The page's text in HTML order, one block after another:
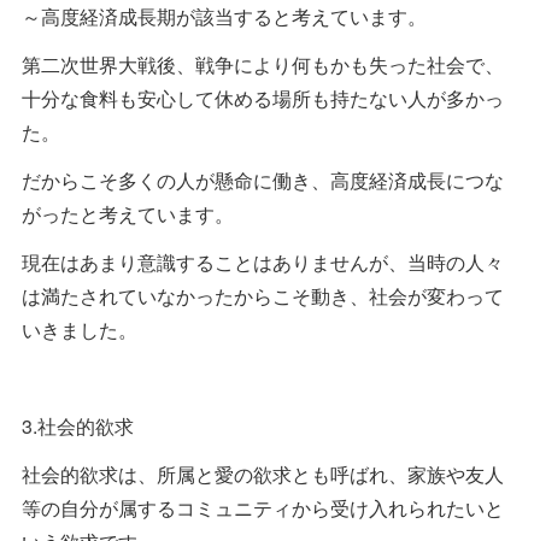
～高度経済成長期が該当すると考えています。
第二次世界大戦後、戦争により何もかも失った社会で、
十分な食料も安心して休める場所も持たない人が多かっ
た。
だからこそ多くの人が懸命に働き、高度経済成長につな
がったと考えています。
現在はあまり意識することはありませんが、当時の人々
は満たされていなかったからこそ動き、社会が変わって
いきました。
3.社会的欲求
社会的欲求は、所属と愛の欲求とも呼ばれ、家族や友人
等の自分が属するコミュニティから受け入れられたいと